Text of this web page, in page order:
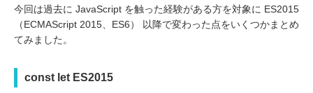
今回は過去に JavaScript を触った経験がある方を対象に ES2015
（ECMAScript 2015、ES6） 以降で変わった点をいくつかまとめ
てみました。
const let ES2015